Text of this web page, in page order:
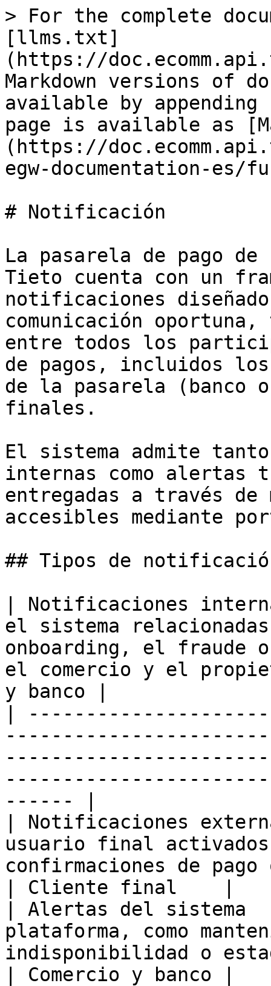
> For the complete
[llms.txt]
(https://
Markdown versions of
available by
page is available as
(https://
egw-documentation-
# Notificación
La pasarela de pago
Tieto cuenta con un
notificaciones
comunicación
entre todos los
de pagos, incluidos
de la pasarela (banco
finales.
El sistema admite
internas como alertas
entregadas a través
accesibles mediante
## Tipos de
| Notificaciones
el sistema
onboarding, el fraude
el comercio y el
y banco |
|
------ |
| Notificaciones
usuario final activados
confirmaciones de
| Cliente final    |
| Alertas del
plataforma, como
indisponibilidad o
| Comercio y banco |